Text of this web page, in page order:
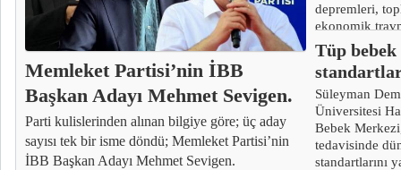
Memleket Partisi’nin İBB
Başkan Adayı Mehmet Sevigen.
Parti kulislerinden alınan bilgiye göre; üç aday
sayısı tek bir isme döndü; Memleket Partisi’nin
İBB Başkan Adayı Mehmet Sevigen.
depremleri,
ekonomik
olan bir doğal
Tüp
Süleyman
Üniversitesi
Bebek
tedavisinde
standartlarını